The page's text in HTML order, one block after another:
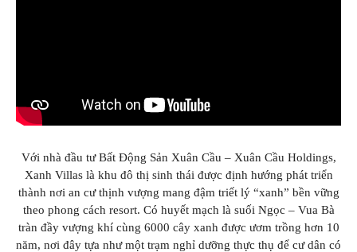
Với nhà đầu tư Bất Động Sản Xuân Cầu – Xuân Cầu Holdings,
Xanh Villas là khu đô thị sinh thái được định hướng phát triển
thành nơi an cư thịnh vượng mang đậm triết lý “xanh” bền vững
theo phong cách resort. Có huyết mạch là suối Ngọc – Vua Bà
tràn đầy vượng khí cùng 6000 cây xanh được ươm trồng hơn 10
năm, nơi đây tựa như một trạm nghỉ dưỡng thực thụ để cư dân có